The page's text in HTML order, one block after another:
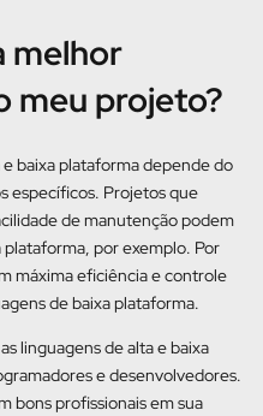
melhor
meu projeto?
baixa plataforma depende do
específicos. Projetos que
de manutenção podem
por exemplo. Por
máxima eficiência e controle
de baixa plataforma.
linguagens de alta e baixa
e desenvolvedores.
bons profissionais em sua